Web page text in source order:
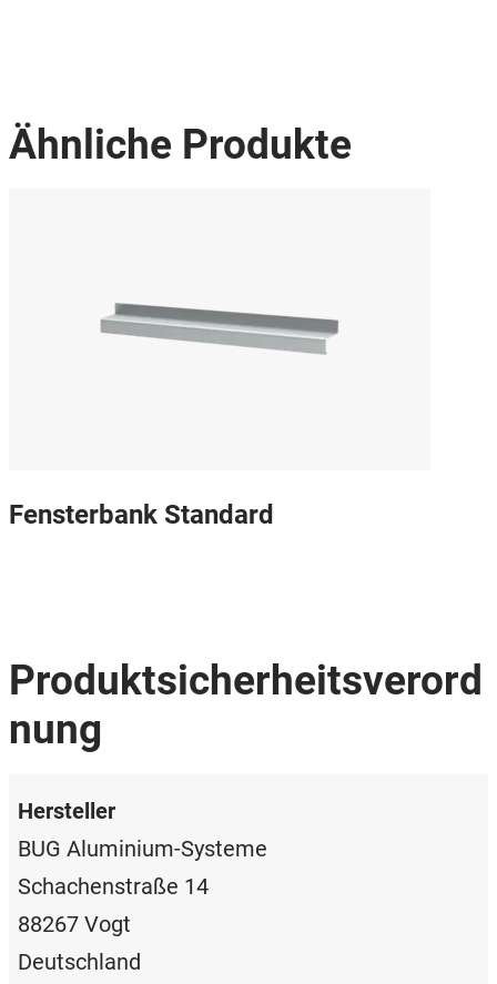
Ähnliche Produkte
Fensterbank Standard
Produktsicherheitsverord
nung
Hersteller
BUG Aluminium-Systeme
Schachenstraße 14
88267 Vogt
Deutschland